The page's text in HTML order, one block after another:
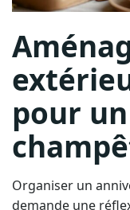
pour
Organiser un
demande une
l’espace naturel